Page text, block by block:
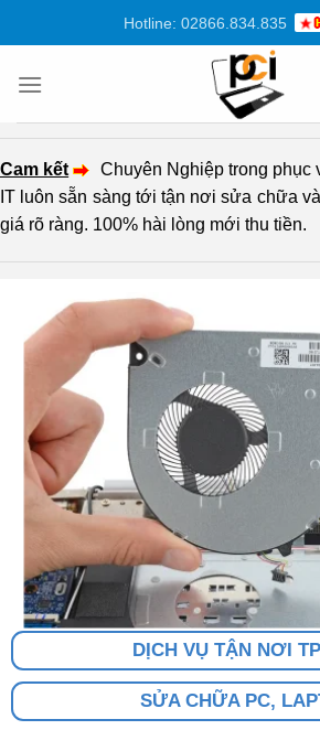
dung
Hotline: 02866.834.835
Cam kết
Chuyên Nghiệp trong phục
IT luôn sẵn sàng tới tận nơi sửa chữa
giá rõ ràng. 100% hài lòng mới thu tiền.
DỊCH VỤ TẬN NƠI
SỬA CHỮA PC,